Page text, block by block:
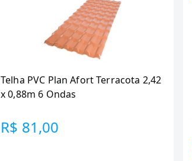
Telha PVC Plan Afort Terracota 2,42
x 0,88m 6 Ondas
R$ 81,00